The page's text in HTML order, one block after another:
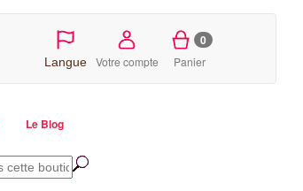
Langue Votre compte
0
Panier
Le Blog